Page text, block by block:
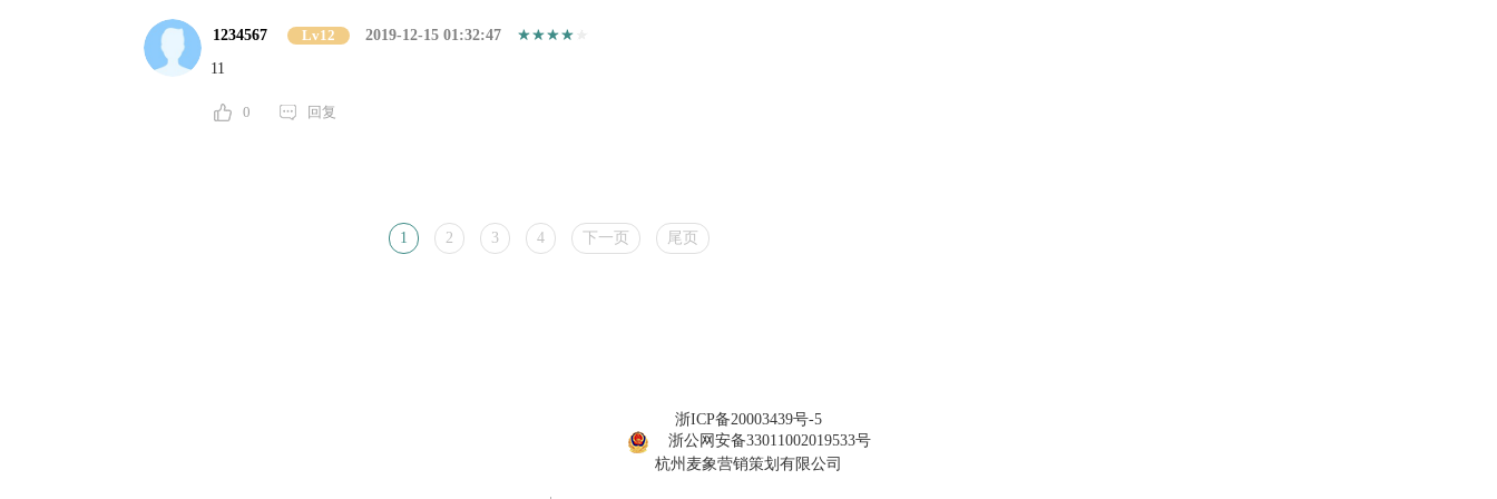
1234567 Lv12
2019-12-15 01:32:47
11
0 回复
1 2 3 4 下一页 尾页
浙ICP备20003439号-5
浙公网安备33011002019533号
杭州麦象营销策划有限公司